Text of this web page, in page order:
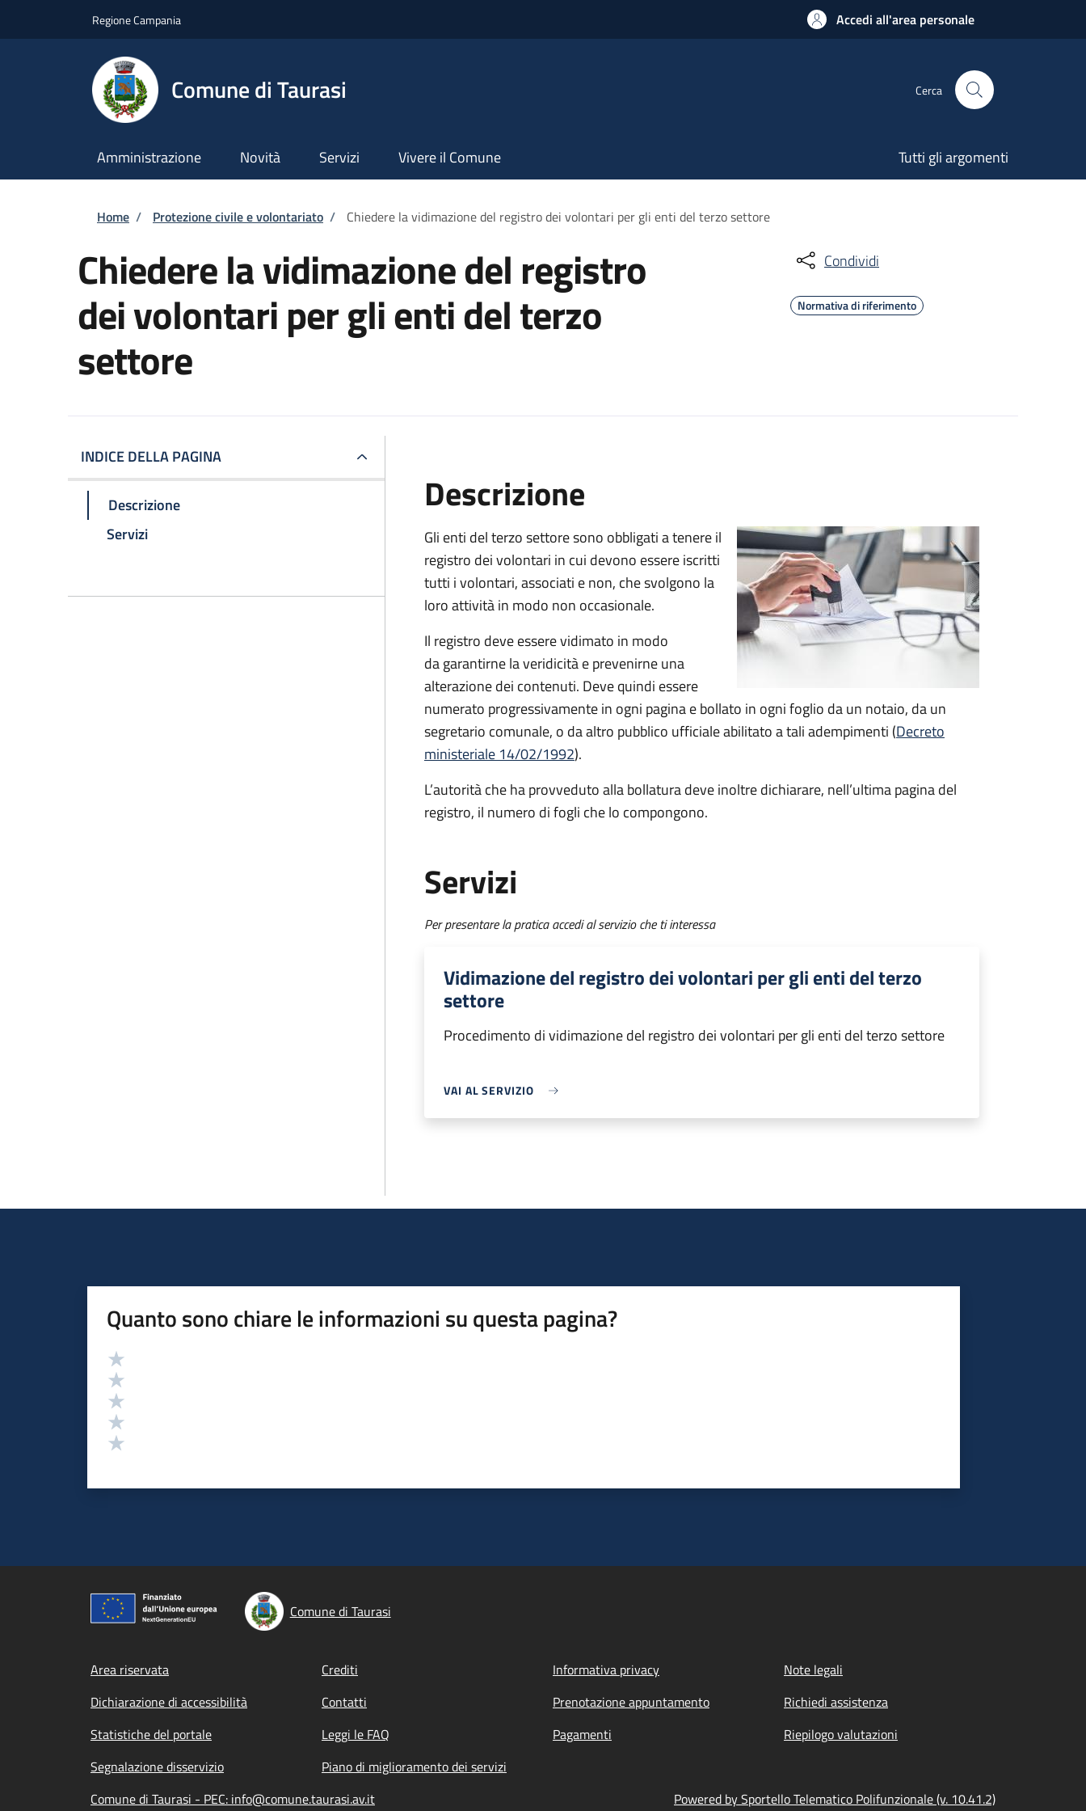
Regione Campania Accedi all'area personale
Comune di Taurasi Cerca
Amministrazione Novità Servizi Vivere il Comune Tutti gli argomenti
Briciole di pane
Home / Protezione civile e volontariato / Chiedere la vidimazione del registro dei volontari per gli enti del terzo settore
Chiedere la vidimazione del registro
dei volontari per gli enti del terzo
settore
Condividi
Normativa di riferimento
INDICE DELLA PAGINA
Descrizione
Servizi
Descrizione
Gli enti del terzo settore sono obbligati a tenere il
registro dei volontari in cui devono essere iscritti
tutti i volontari, associati e non, che svolgono la
loro attività in modo non occasionale.
Il registro deve essere vidimato in modo
dagarantirne la veridicità e prevenirne una
alterazione dei contenuti. Deve quindi essere
numerato progressivamente in ogni pagina e bollato in ogni foglio da un notaio, da un
segretario comunale, o da altro pubblico ufficiale abilitato a tali adempimenti (Decreto
ministeriale 14/02/1992).
L’autorità che ha provveduto alla bollatura deve inoltre dichiarare, nell’ultima pagina del
registro, il numero di fogli che lo compongono.
Servizi
Per presentare la pratica accedi al servizio che ti interessa
Vidimazione del registro dei volontari per gli enti del terzo
settore
Procedimento di vidimazione del registro dei volontari per gli enti del terzo settore
VAI AL SERVIZIO
Quanto sono chiare le informazioni su questa pagina?
Valutazione
Comune di Taurasi
Footer menu
Area riservata Crediti Informativa privacy
Note legali
Dichiarazione di accessibilità
Contatti Prenotazione appuntamento
Richiedi assistenza
Statistiche del portale
Leggi le FAQ Pagamenti
Riepilogo valutazioni
Segnalazione disservizio
Piano di miglioramento dei servizi
Comune di Taurasi - PEC: info@comune.taurasi.av.it
Powered by Sportello Telematico Polifunzionale (v. 10.41.2)